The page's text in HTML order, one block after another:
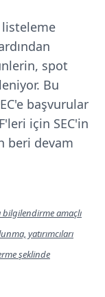
spot
Bu
başvurular
için SEC'in
beri devam
bilgilendirme amaçlı
yatırımcıları
şeklinde